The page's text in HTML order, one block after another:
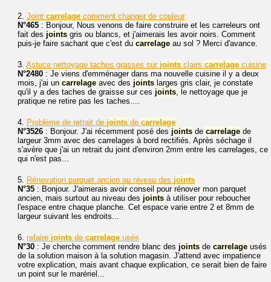
2. Joint carrelage comment changer de couleur
N°465 : Bonjour, Nous venons de faire construire et les carreleurs ont
fait des joints gris ou blancs, et j'aimerais les avoir noirs. Comment
puis-je faire sachant que c'est du carrelage au sol ? Merci d'avance.
3. Astuce nettoyage taches grasses sur joints clairs carrelage cuisine
N°2480 : Je viens d'emménager dans ma nouvelle cuisine il y a deux
mois, j'ai un carrelage avec des joints larges gris clair, je constate
qu'il y a des taches de graisse sur ces joints, le nettoyage que je
pratique ne retire pas les taches....
4. Problème de retrait de joints de carrelage
N°3526 : Bonjour. J'ai récemment posé des joints de carrelage de
largeur 3mm avec des carrelages à bord rectifiés. Après séchage il
s'avère que j'ai un retrait du joint d'environ 2mm entre les carrelages, ce
qui n'est pas...
5. Rénovation parquet ancien au niveau des joints
N°35 : Bonjour. J'aimerais avoir conseil pour rénover mon parquet
ancien, mais surtout au niveau des joints à utiliser pour reboucher
l'espace entre chaque planche. Cet espace varie entre 2 et 8mm de
largeur suivant les endroits...
6. refaire joints de carrelage usés
N°30 : Je cherche comment rendre blanc des joints de carrelage usés
de la solution maison à la solution magasin. J'attend avec impatience
votre explication, mais avant chaque explication, ce serait bien de faire
un point sur le marériel...